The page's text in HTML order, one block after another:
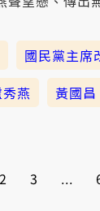
國民黨主席
秀燕 黃國昌
2 3 ...